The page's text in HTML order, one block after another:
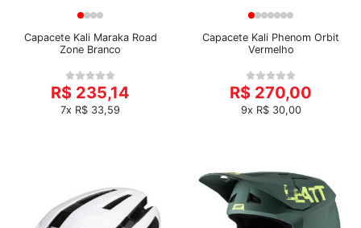
Capacete Kali Maraka Road
Zone Branco
R$ 235,14
7x R$ 33,59
Capacete Kali Phenom Orbit
Vermelho
R$ 270,00
9x R$ 30,00